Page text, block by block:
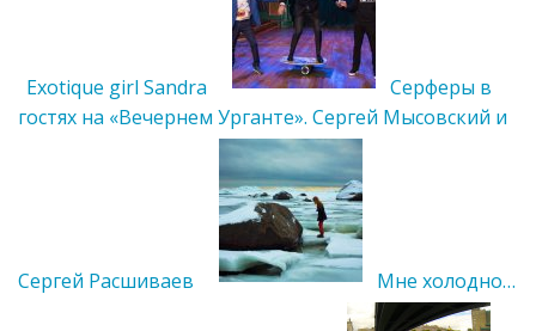
Exotique girl Sandra
Серферы в
гостях на «Вечернем Урганте». Сергей Мысовский и
Сергей Расшиваев Мне холодно…